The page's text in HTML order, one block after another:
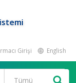
Girişi English